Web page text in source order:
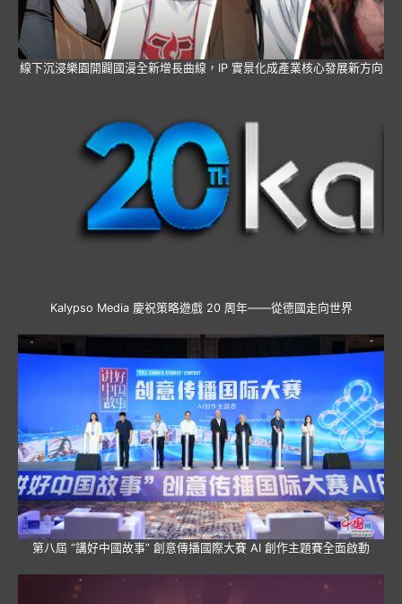
線下沉浸樂園開闢國漫全新增長曲線，IP 實景化成產業核心發展新方向
Kalypso Media 慶祝策略遊戲 20 周年——從德國走向世界
第八屆 “講好中國故事” 創意傳播國際大賽 AI 創作主題賽全面啟動